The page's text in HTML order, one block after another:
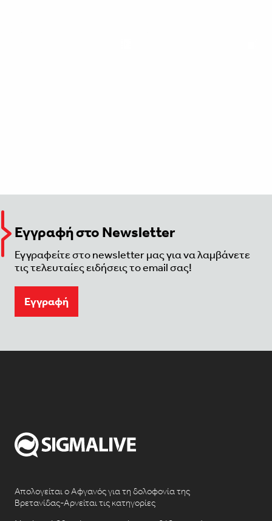
Εγγραφή στο Newsletter
Εγγραφείτε στο newsletter μας για να λαμβάνετε
τις τελευταίες ειδήσεις το email σας!
Eγγραφή
Απολογείται ο Αφγανός για τη δολοφονία της
Βρετανίδας-Αρνείται τις κατηγορίες